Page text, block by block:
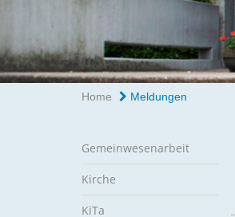
Home Meldungen
Gemeinwesenarbeit
Kirche
KiTa